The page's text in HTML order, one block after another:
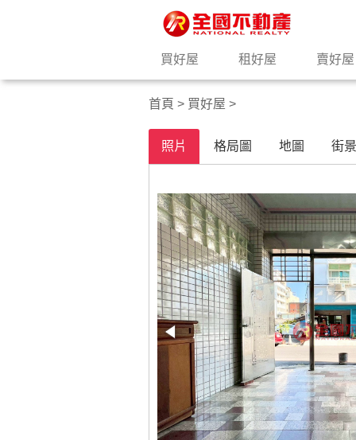
買好屋 租好屋 賣好屋
首頁 > 買好屋 >
照片 格局圖 地圖 街景